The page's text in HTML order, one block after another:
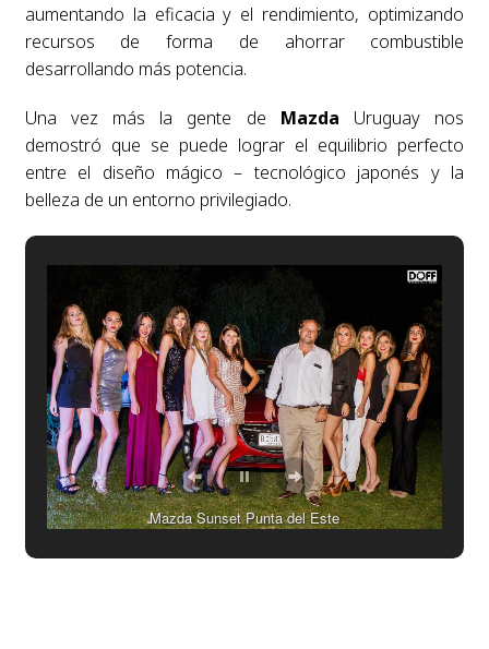
aumentando la eficacia y el rendimiento, optimizando
recursos de forma de ahorrar combustible
desarrollando más potencia.
Una vez más la gente de Mazda Uruguay nos
demostró que se puede lograr el equilibrio perfecto
entre el diseño mágico – tecnológico japonés y la
belleza de un entorno privilegiado.
Mazda Sunset Punta del Este